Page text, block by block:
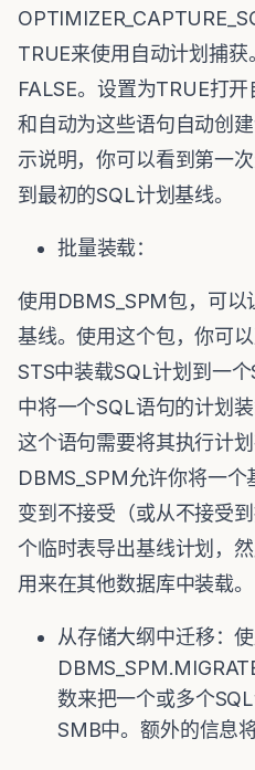
TRUE来使用自动计划捕
FALSE。设置为TRUE打
和自动为这些语句自动创
示说明，你可以看到第一
到最初的SQL计划基线。
批量装载：
使用DBMS_SPM包，可以
基线。使用这个包，你可
STS中装载SQL计划到一
中将一个SQL语句的计划
这个语句需要将其执行计划
DBMS_SPM允许你将一
变到不接受（或从不接受
个临时表导出基线计划，
用来在其他数据库中装载。
从存储大纲中迁移：
数来把一个或多个
SMB中。额外的信息